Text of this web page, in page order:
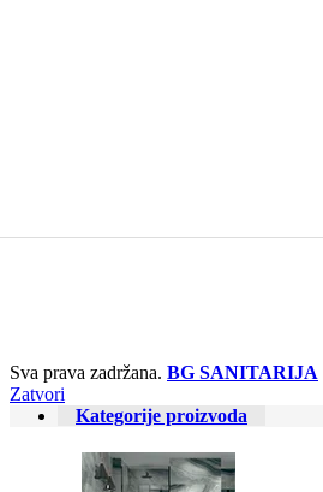
Sva prava zadržana. BG SANITARIJA
Zatvori
Kategorije proizvoda